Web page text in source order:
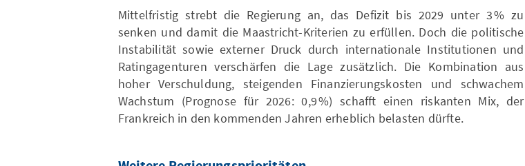
Mittelfristig strebt die Regierung an, das Defizit bis 2029 unter 3 % zu
senken und damit die Maastricht-Kriterien zu erfüllen. Doch die politische
Instabilität sowie externer Druck durch internationale Institutionen und
Ratingagenturen verschärfen die Lage zusätzlich. Die Kombination aus
hoher Verschuldung, steigenden Finanzierungskosten und schwachem
Wachstum (Prognose für 2026: 0,9 %) schafft einen riskanten Mix, der
Frankreich in den kommenden Jahren erheblich belasten dürfte.